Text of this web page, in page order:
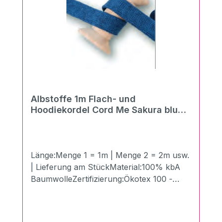
Albstoffe 1m Flach- und
Hoodiekordel Cord Me Sakura blue
Länge:Menge 1 = 1m | Menge 2 = 2m usw.
| Lieferung am StückMaterial:100% kbA
BaumwolleZertifizierung:Ökotex 100 -